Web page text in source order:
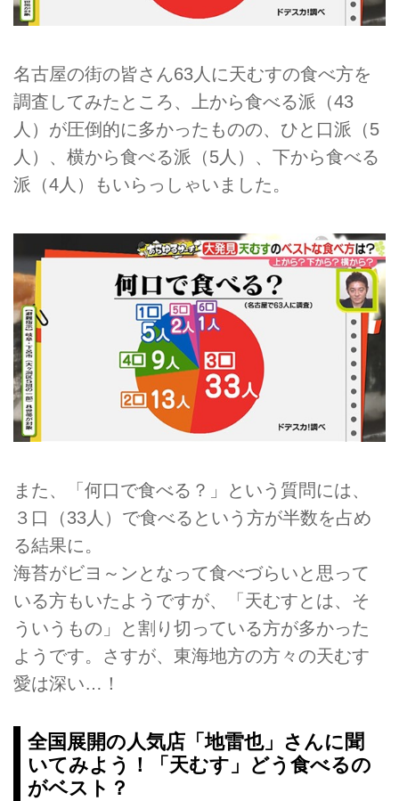
名古屋の街の皆さん63人に天むすの食べ方を
調査してみたところ、上から食べる派（43
人）が圧倒的に多かったものの、ひと口派（5
人）、横から食べる派（5人）、下から食べる
派（4人）もいらっしゃいました。
また、「何口で食べる？」という質問には、
３口（33人）で食べるという方が半数を占め
る結果に。
海苔がビヨ～ンとなって食べづらいと思って
いる方もいたようですが、「天むすとは、そ
ういうもの」と割り切っている方が多かった
ようです。さすが、東海地方の方々の天むす
愛は深い…！
全国展開の人気店「地雷也」さんに聞
いてみよう！「天むす」どう食べるの
がベスト？